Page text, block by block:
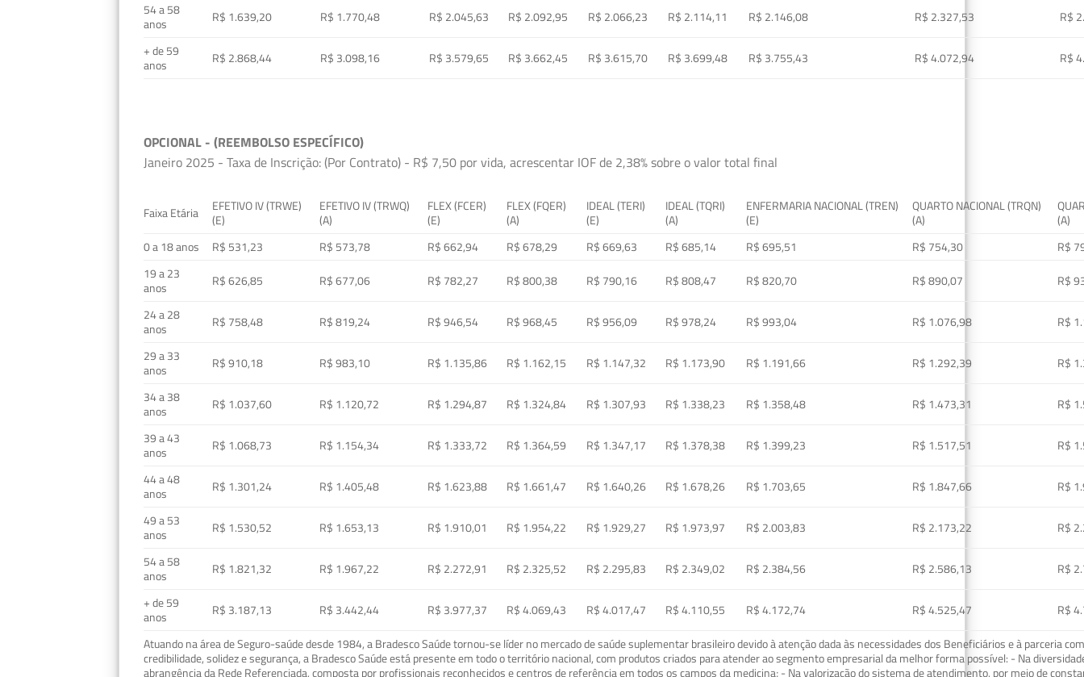
54 a 58
anos
R$ 1.639,20 R$ 1.770,48 R$ 2.045,63 R$ 2.092,95 R$ 2.066,23 R$ 2.114,11 R$ 2.146,08 R$ 2.327,53
R$
+ de 59
anos
R$ 2.868,44 R$ 3.098,16 R$ 3.579,65 R$ 3.662,45 R$ 3.615,70 R$ 3.699,48 R$ 3.755,43 R$ 4.072,94 R$
OPCIONAL - (REEMBOLSO ESPECÍFICO)
Janeiro 2025 - Taxa de Inscrição: (Por Contrato) - R$ 7,50 por vida, acrescentar IOF de 2,38% sobre o valor total final
Faixa Etária
EFETIVO IV (TRWE)
(E)
EFETIVO IV (TRWQ)
(A)
FLEX (FCER)
(E)
FLEX (FQER)
(A)
IDEAL (TERI)
(E)
IDEAL (TQRI)
(A)
ENFERMARIA NACIONAL (TREN)
(E)
QUARTO NACIONAL (TRQN)
(A)
(A)
0 a 18 anos
R$ 531,23 R$ 573,78 R$ 662,94 R$ 678,29 R$ 669,63 R$ 685,14 R$ 695,51 R$ 754,30
R$
19 a 23
anos
R$ 626,85 R$ 677,06 R$ 782,27 R$ 800,38 R$ 790,16 R$ 808,47 R$ 820,70 R$ 890,07
R$
24 a 28
anos
R$ 758,48 R$ 819,24 R$ 946,54 R$ 968,45 R$ 956,09 R$ 978,24 R$ 993,04 R$ 1.076,98
R$
29 a 33
anos
R$ 910,18 R$ 983,10 R$ 1.135,86 R$ 1.162,15 R$ 1.147,32 R$ 1.173,90 R$ 1.191,66 R$ 1.292,39
R$
34 a 38
anos
R$ 1.037,60 R$ 1.120,72 R$ 1.294,87 R$ 1.324,84 R$ 1.307,93 R$ 1.338,23 R$ 1.358,48 R$ 1.473,31
R$
39 a 43
anos
R$ 1.068,73 R$ 1.154,34 R$ 1.333,72 R$ 1.364,59 R$ 1.347,17 R$ 1.378,38 R$ 1.399,23 R$ 1.517,51
R$
44 a 48
anos
R$ 1.301,24 R$ 1.405,48 R$ 1.623,88 R$ 1.661,47 R$ 1.640,26 R$ 1.678,26 R$ 1.703,65 R$ 1.847,66
R$
49 a 53
anos
R$ 1.530,52 R$ 1.653,13 R$ 1.910,01 R$ 1.954,22 R$ 1.929,27 R$ 1.973,97 R$ 2.003,83 R$ 2.173,22
R$
54 a 58
anos
R$ 1.821,32 R$ 1.967,22 R$ 2.272,91 R$ 2.325,52 R$ 2.295,83 R$ 2.349,02 R$ 2.384,56 R$ 2.586,13
R$
+ de 59
anos
R$ 3.187,13 R$ 3.442,44 R$ 3.977,37 R$ 4.069,43 R$ 4.017,47 R$ 4.110,55 R$ 4.172,74 R$ 4.525,47
R$
Atuando na área de Seguro-saúde desde 1984, a Bradesco Saúde tornou-se líder no mercado de saúde suplementar brasileiro devido à atenção dada às necessidades dos Beneficiários e à parceria
credibilidade, solidez e segurança, a Bradesco Saúde está presente em todo o território nacional, com produtos criados para atender ao segmento empresarial da melhor forma possível: - Na
abrangência da Rede Referenciada, composta por profissionais reconhecidos e centros de referência em todos os campos da medicina; - Na valorização do sistema de atendimento, por meio de